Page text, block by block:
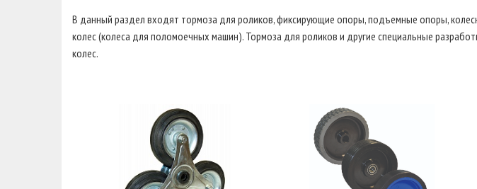
В данный раздел входят тормоза для роликов, фиксирующие опоры, подъемные опоры,
колес (колеса для поломоечных машин). Тормоза для роликов и другие специальные
колес.